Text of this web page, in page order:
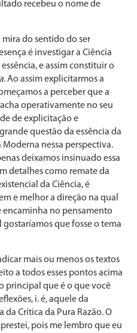
recebeu o nome de
do sentido do ser
é investigar a Ciência
e assim constituir o
. Ao assim explicitarmos a
a perceber que a
operativamente no seu
de explicitação e
questão da essência da
Moderna nessa perspectiva.
deixamos insinuado essa
detalhes como remate da
da Ciência, é
e melhor a direção na qual
encaminha no pensamento
que fosse o tema
mais ou menos os textos
a todos esses pontos acima
principal que é o que você
i. é, aquele da
Crítica da Pura Razão. O
pois me lembro que eu